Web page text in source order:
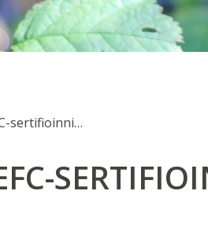
Selvitys PEFC-sertifioinnin vesistövaikutuksista Suomessa